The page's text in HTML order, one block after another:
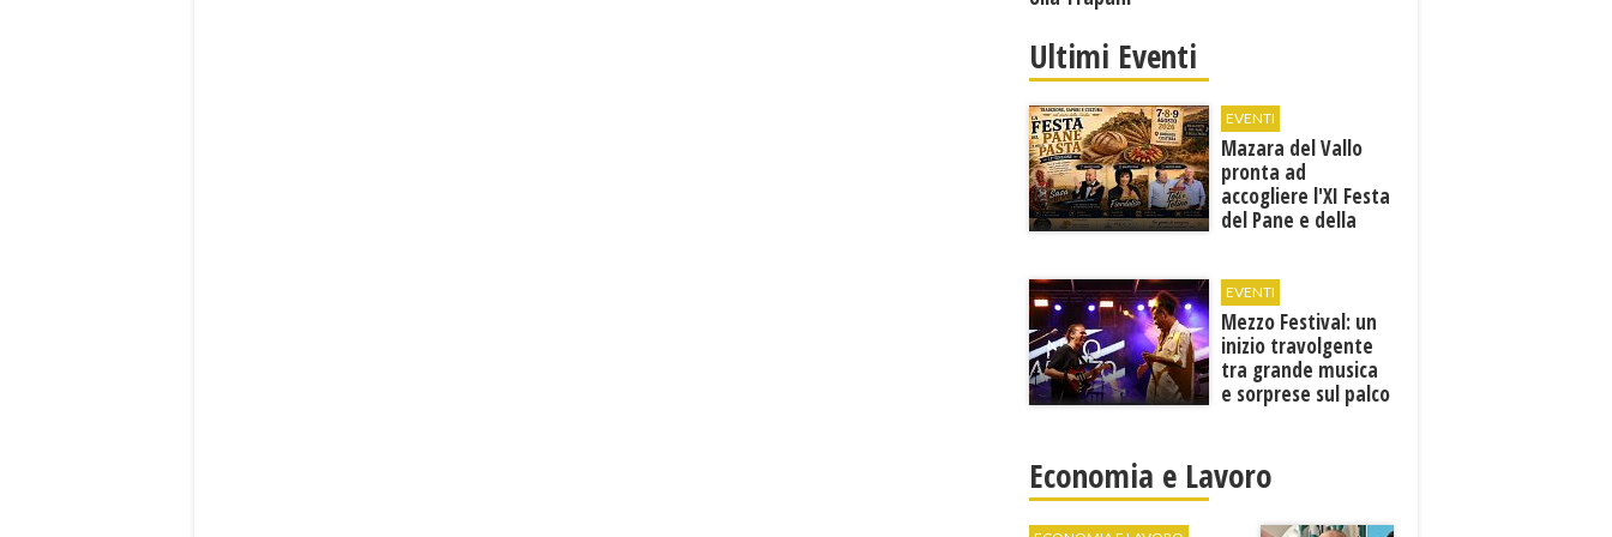
Ultimi Eventi
EVENTI
Mazara del Vallo
pronta ad
accogliere l'XI Festa
del Pane e della
EVENTI
Mezzo Festival: un
inizio travolgente
tra grande musica
e sorprese sul palco
Economia e Lavoro